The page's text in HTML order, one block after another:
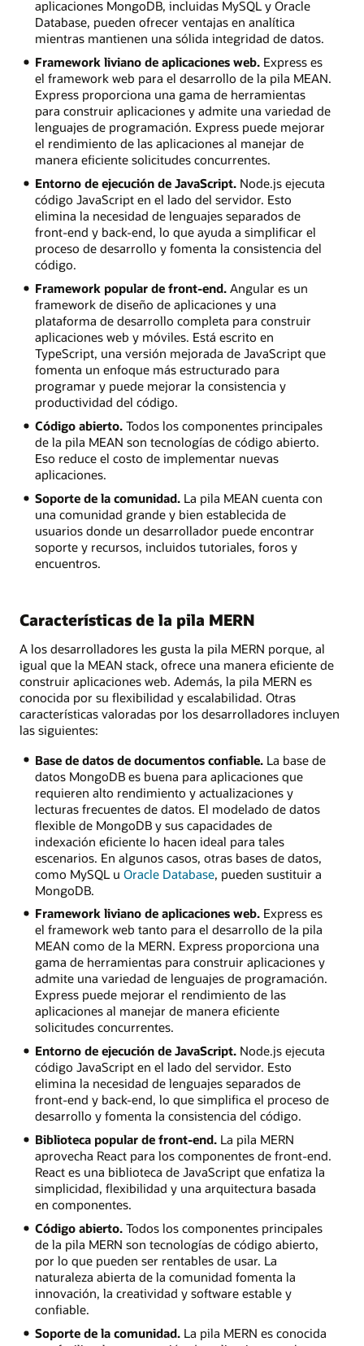
aplicaciones MongoDB, incluidas MySQL y Oracle
Database, pueden ofrecer ventajas en analítica
mientras mantienen una sólida integridad de datos.
Framework liviano de aplicaciones web.Express es
el framework web para el desarrollo de la pila MEAN.
Express proporciona una gama de herramientas
para construir aplicaciones y admite una variedad de
lenguajes de programación. Express puede mejorar
el rendimiento de las aplicaciones al manejar de
manera eficiente solicitudes concurrentes.
Entorno de ejecución de JavaScript.Node.js ejecuta
código JavaScript en el lado del servidor. Esto
elimina la necesidad de lenguajes separados de
front-end y back-end, lo que ayuda a simplificar el
proceso de desarrollo y fomenta la consistencia del
código.
Framework popular de front-end.Angular es un
framework de diseño de aplicaciones y una
plataforma de desarrollo completa para construir
aplicaciones web y móviles. Está escrito en
TypeScript, una versión mejorada de JavaScript que
fomenta un enfoque más estructurado para
programar y puede mejorar la consistencia y
productividad del código.
Código abierto.Todos los componentes principales
de la pila MEAN son tecnologías de código abierto.
Eso reduce el costo de implementar nuevas
aplicaciones.
Soporte de la comunidad.La pila MEAN cuenta con
una comunidad grande y bien establecida de
usuarios donde un desarrollador puede encontrar
soporte y recursos, incluidos tutoriales, foros y
encuentros.
Características de la pila MERN
A los desarrolladores les gusta la pila MERN porque, al
igual que la MEAN stack, ofrece una manera eficiente de
construir aplicaciones web. Además, la pila MERN es
conocida por su flexibilidad y escalabilidad. Otras
características valoradas por los desarrolladores incluyen
las siguientes:
Base de datos de documentos confiable.La base de
datos MongoDB es buena para aplicaciones que
requieren alto rendimiento y actualizaciones y
lecturas frecuentes de datos. El modelado de datos
flexible de MongoDB y sus capacidades de
indexación eficiente lo hacen ideal para tales
escenarios. En algunos casos, otras bases de datos,
como MySQL u Oracle Database, pueden sustituir a
MongoDB.
Framework liviano de aplicaciones web.Express es
el framework web tanto para el desarrollo de la pila
MEAN como de la MERN. Express proporciona una
gama de herramientas para construir aplicaciones y
admite una variedad de lenguajes de programación.
Express puede mejorar el rendimiento de las
aplicaciones al manejar de manera eficiente
solicitudes concurrentes.
Entorno de ejecución de JavaScript.Node.js ejecuta
código JavaScript en el lado del servidor. Esto
elimina la necesidad de lenguajes separados de
front-end y back-end, lo que simplifica el proceso de
desarrollo y fomenta la consistencia del código.
Biblioteca popular de front-end.La pila MERN
aprovecha React para los componentes de front-end.
React es una biblioteca de JavaScript que enfatiza la
simplicidad, flexibilidad y una arquitectura basada
en componentes.
Código abierto.Todos los componentes principales
de la pila MERN son tecnologías de código abierto,
por lo que pueden ser rentables de usar. La
naturaleza abierta de la comunidad fomenta la
innovación, la creatividad y software estable y
confiable.
Soporte de la comunidad.La pila MERN es conocida